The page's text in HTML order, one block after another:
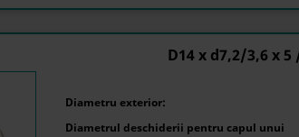
D14 x d7,2/3,6 x
Diametru exterior:
Diametrul deschiderii pentru capul unui